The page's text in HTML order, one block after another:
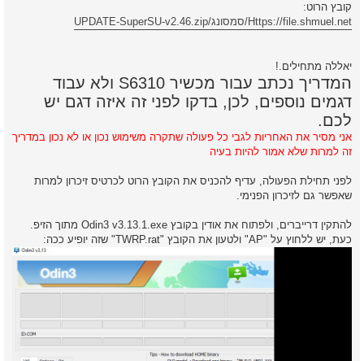
קובץ הרוט:
Https://file.shmuel.net/סמסונג/UPDATE-SuperSU-v2.46.zip
יאללה מתחילים.!
המדריך נכתב עבור מכשיר S6310 ולא עבוד
דגמים נוספים, לכן, בדקו לפני זה איזה דגם יש
לכם.
אני מסיר את האחריות לגבי כל פעולה שתקרה משימוש נכון או לא נכון במדריך
זה למרות שלא אמור להיות בעיה
לפני תחילת הפעולה, עדיף להכניס את הקובץ הרוט לכרטיס זיכרון למרות
שאפשר גם לזיכרון הפנימי.
להתקין דרייברים, ולפתוח את אודין בקובץ Odin3 v3.13.1.exe מתוך הזיפ.
כעת, יש ללחוץ על "AP" ולטעון את הקובץ "TWRP.rat" שזה יופיע ככה: